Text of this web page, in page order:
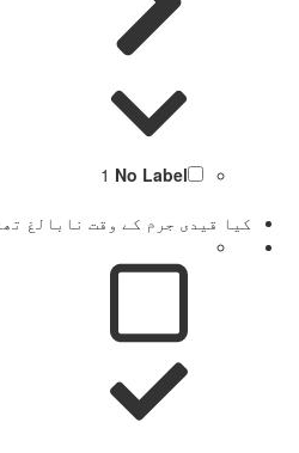
No Label
1
کیا قیدی جرم کے وقت نابالغ تھا؟